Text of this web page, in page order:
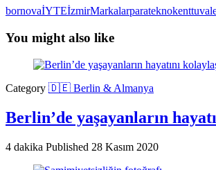
bornovaİYTEİzmirMarkalarparateknokent
You might also like
Category 🇩🇪 Berlin & Almanya
Berlin’de yaşayanların
4 dakika Published 28 Kasım 2020